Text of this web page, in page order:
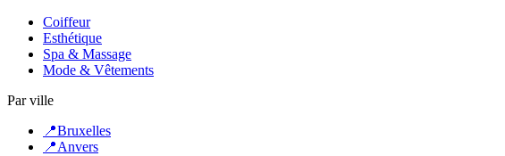
Coiffeur
Esthétique
Spa & Massage
Mode & Vêtements
Par ville
📍Bruxelles
📍Anvers